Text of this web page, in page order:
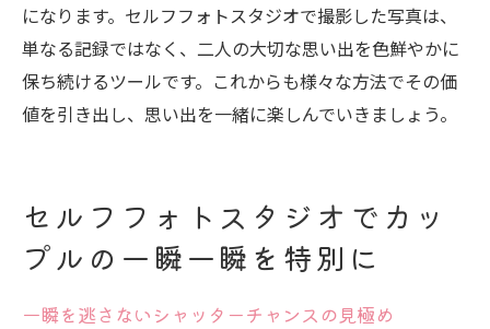
になります。セルフフォトスタジオで撮影した写真は、
単なる記録ではなく、二人の大切な思い出を色鮮やかに
保ち続けるツールです。これからも様々な方法でその価
値を引き出し、思い出を一緒に楽しんでいきましょう。
セルフフォトスタジオでカッ
プルの一瞬一瞬を特別に
一瞬を逃さないシャッターチャンスの見極め